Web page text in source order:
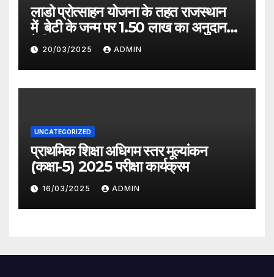
लाडो प्रोत्साहन योजना के तहत राजस्थान
में बेटी के जन्म पर 1.50 लाख का अनुदान
देगी सरकार
20/03/2025 ADMIN
UNCATEGORIZED
प्राथमिक शिक्षा अधिगम स्तर मूल्यांकन
(कक्षा-5) 2025 परीक्षा कार्यक्रम
16/03/2025 ADMIN